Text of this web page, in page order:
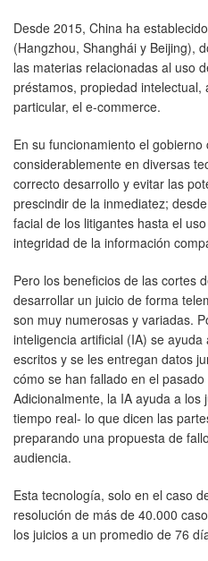
Desde 2015, China ha
(Hangzhou, Shanghái y Beijing),
las materias relacionadas al uso
préstamos, propiedad intelectual,
particular, el e-commerce.
En su funcionamiento el gobierno
considerablemente en diversas
correcto desarrollo y evitar las
prescindir de la inmediatez;
facial de los litigantes hasta el
integridad de la información
Pero los beneficios de las cortes
desarrollar un juicio de forma
son muy numerosas y variadas.
inteligencia artificial (IA) se
escritos y se les entregan datos
cómo se han fallado en el
Adicionalmente, la IA ayuda a los
tiempo real- lo que dicen las
preparando una propuesta de
audiencia.
Esta tecnología, solo en el caso
resolución de más de 40.000
los juicios a un promedio de 76